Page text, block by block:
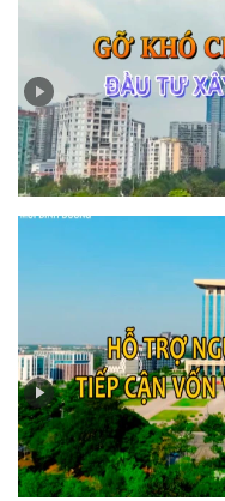
Gỡ khó cho doanh
hội
Hỗ trợ người thu
xã hội